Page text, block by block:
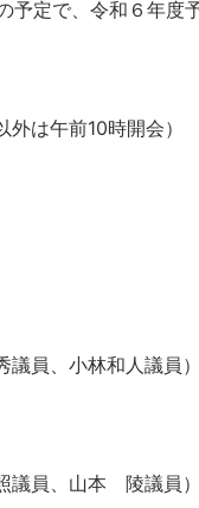
定で、令和６年度
は午前10時開会）
小林和人議員）
、山本 陵議員）